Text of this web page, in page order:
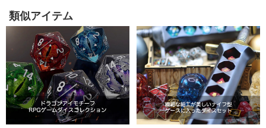
類似アイテム